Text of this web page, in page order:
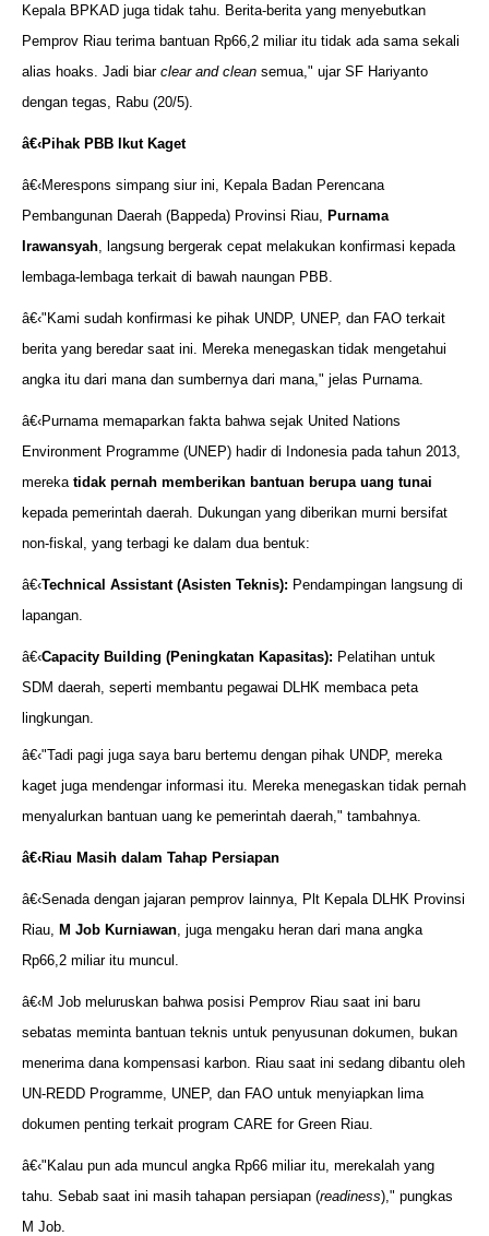
Kepala BPKAD juga tidak tahu. Berita-berita yang menyebutkan
Pemprov Riau terima bantuan Rp66,2 miliar itu tidak ada sama sekali
alias hoaks. Jadi biar clear and clean semua," ujar SF Hariyanto
dengan tegas, Rabu (20/5).
â€‹Pihak PBB Ikut Kaget
â€‹Merespons simpang siur ini, Kepala Badan Perencana
Pembangunan Daerah (Bappeda) Provinsi Riau,
Purnama
Irawansyah , langsung bergerak cepat melakukan konfirmasi kepada
lembaga-lembaga terkait di bawah naungan PBB.
â€‹"Kami sudah konfirmasi ke pihak UNDP, UNEP, dan FAO terkait
berita yang beredar saat ini. Mereka menegaskan tidak mengetahui
angka itu dari mana dan sumbernya dari mana," jelas Purnama.
â€‹Purnama memaparkan fakta bahwa sejak United Nations
Environment Programme (UNEP) hadir di Indonesia pada tahun 2013,
mereka tidak pernah memberikan bantuan berupa uang tunai
kepada pemerintah daerah. Dukungan yang diberikan murni bersifat
non-fiskal, yang terbagi ke dalam dua bentuk:
â€‹Technical Assistant (Asisten Teknis): Pendampingan langsung di
lapangan.
â€‹Capacity Building (Peningkatan Kapasitas): Pelatihan untuk
SDM daerah, seperti membantu pegawai DLHK membaca peta
lingkungan.
â€‹"Tadi pagi juga saya baru bertemu dengan pihak UNDP, mereka
kaget juga mendengar informasi itu. Mereka menegaskan tidak pernah
menyalurkan bantuan uang ke pemerintah daerah," tambahnya.
â€‹Riau Masih dalam Tahap Persiapan
â€‹Senada dengan jajaran pemprov lainnya, Plt Kepala DLHK Provinsi
Riau,
M Job Kurniawan , juga mengaku heran dari mana angka
Rp66,2 miliar itu muncul.
â€‹M Job meluruskan bahwa posisi Pemprov Riau saat ini baru
sebatas meminta bantuan teknis untuk penyusunan dokumen, bukan
menerima dana kompensasi karbon. Riau saat ini sedang dibantu oleh
UN-REDD Programme, UNEP, dan FAO untuk menyiapkan lima
dokumen penting terkait program CARE for Green Riau.
â€‹"Kalau pun ada muncul angka Rp66 miliar itu, merekalah yang
tahu. Sebab saat ini masih tahapan persiapan (readiness)," pungkas
M Job.